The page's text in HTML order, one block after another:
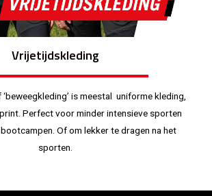
Vrijetijdskleding
is meestal uniforme kleding,
Perfect voor minder intensieve sporten
Of om lekker te dragen na het
sporten.